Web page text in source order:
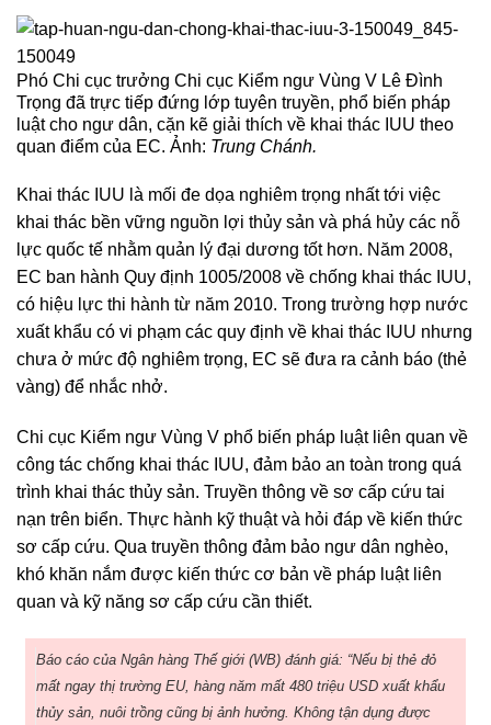
Phó Chi cục trưởng Chi cục Kiểm ngư Vùng V Lê Đình
Trọng đã trực tiếp đứng lớp tuyên truyền, phổ biến pháp
luật cho ngư dân, cặn kẽ giải thích về khai thác IUU theo
quan điểm của EC. Ảnh: Trung Chánh.
Khai thác IUU là mối đe dọa nghiêm trọng nhất tới việc
khai thác bền vững nguồn lợi thủy sản và phá hủy các nỗ
lực quốc tế nhằm quản lý đại dương tốt hơn. Năm 2008,
EC ban hành Quy định 1005/2008 về chống khai thác IUU,
có hiệu lực thi hành từ năm 2010. Trong trường hợp nước
xuất khẩu có vi phạm các quy định về khai thác IUU nhưng
chưa ở mức độ nghiêm trọng, EC sẽ đưa ra cảnh báo (thẻ
vàng) để nhắc nhở.
Chi cục Kiểm ngư Vùng V phổ biến pháp luật liên quan về
công tác chống khai thác IUU, đảm bảo an toàn trong quá
trình khai thác thủy sản. Truyền thông về sơ cấp cứu tai
nạn trên biển. Thực hành kỹ thuật và hỏi đáp về kiến thức
sơ cấp cứu. Qua truyền thông đảm bảo ngư dân nghèo,
khó khăn nắm được kiến thức cơ bản về pháp luật liên
quan và kỹ năng sơ cấp cứu cần thiết.
Báo cáo của Ngân hàng Thế giới (WB) đánh giá: “Nếu bị thẻ đỏ
mất ngay thị trường EU, hàng năm mất 480 triệu USD xuất khẩu
thủy sản, nuôi trồng cũng bị ảnh hưởng. Không tận dụng được